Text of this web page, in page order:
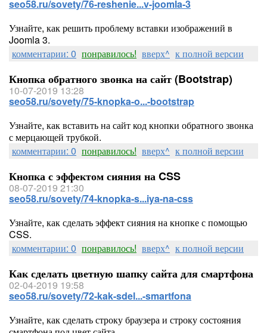
seo58.ru/sovety/76-reshenie...v-joomla-3
Узнайте, как решить проблему вставки изображений в
Joomla 3.
комментарии: 0 понравилось! вверх^ к полной версии
Кнопка обратного звонка на сайт (Bootstrap)
10-07-2019 13:28
seo58.ru/sovety/75-knopka-o...-bootstrap
Узнайте, как вставить на сайт код кнопки обратного звонка
с мерцающей трубкой.
комментарии: 0 понравилось! вверх^ к полной версии
Кнопка с эффектом сияния на CSS
08-07-2019 21:30
seo58.ru/sovety/74-knopka-s...iya-na-css
Узнайте, как сделать эффект сияния на кнопке с помощью
CSS.
комментарии: 0 понравилось! вверх^ к полной версии
Как сделать цветную шапку сайта для смартфона
02-04-2019 19:58
seo58.ru/sovety/72-kak-sdel...-smartfona
Узнайте, как сделать строку браузера и строку состояния